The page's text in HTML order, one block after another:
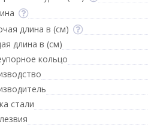
длина в (см)
длина в (см)
кольцо
стали